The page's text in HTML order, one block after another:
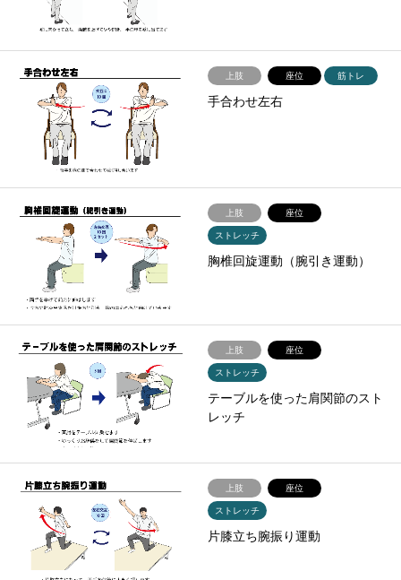
上肢 座位 筋トレ
手合わせ左右
上肢 座位
ストレッチ
胸椎回旋運動（腕引き運動）
上肢 座位
ストレッチ
テーブルを使った肩関節のスト
レッチ
上肢 座位
ストレッチ
片膝立ち腕振り運動